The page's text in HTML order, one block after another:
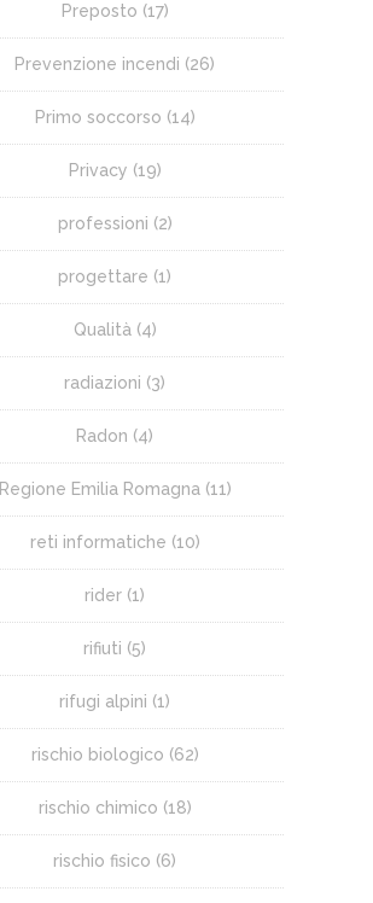
Preposto (17)
Prevenzione incendi (26)
Primo soccorso (14)
Privacy (19)
professioni (2)
progettare (1)
Qualità (4)
radiazioni (3)
Radon (4)
Regione Emilia Romagna (11)
reti informatiche (10)
rider (1)
rifiuti (5)
rifugi alpini (1)
rischio biologico (62)
rischio chimico (18)
rischio fisico (6)